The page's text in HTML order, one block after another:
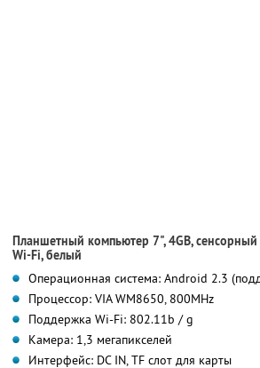
Планшетный компьютер 7", 4GB,
Wi-Fi, белый
Операционная система: Android 2.3
Процессор: VIA WM8650, 800MHz
Поддержка Wi-Fi: 802.11b / g
Камера: 1,3 мегапикселей
Интерфейс: DC IN, TF слот для карты